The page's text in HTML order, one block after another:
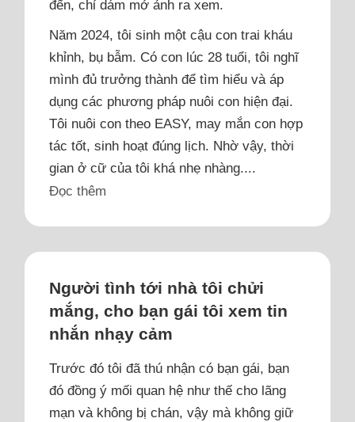
đến, chỉ dám mở ảnh ra xem.
Năm 2024, tôi sinh một cậu con trai kháu
khỉnh, bụ bẫm. Có con lúc 28 tuổi, tôi nghĩ
mình đủ trưởng thành để tìm hiểu và áp
dụng các phương pháp nuôi con hiện đại.
Tôi nuôi con theo EASY, may mắn con hợp
tác tốt, sinh hoạt đúng lịch. Nhờ vậy, thời
gian ở cữ của tôi khá nhẹ nhàng....
Đọc thêm
Người tình tới nhà tôi chửi
mắng, cho bạn gái tôi xem tin
nhắn nhạy cảm
Trước đó tôi đã thú nhận có bạn gái, bạn
đó đồng ý mối quan hệ như thế cho lãng
mạn và không bị chán, vậy mà không giữ